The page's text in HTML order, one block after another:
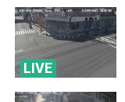
LIVE